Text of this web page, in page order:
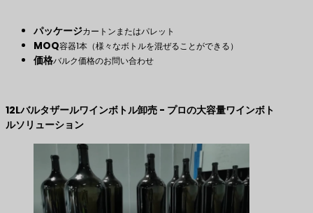
パッケージカートンまたはパレット
MOQ容器1本（様々なボトルを混ぜることができる）
価格バルク価格のお問い合わせ
12Lバルタザールワインボトル卸売 - プロの大容量ワインボト
ルソリューション